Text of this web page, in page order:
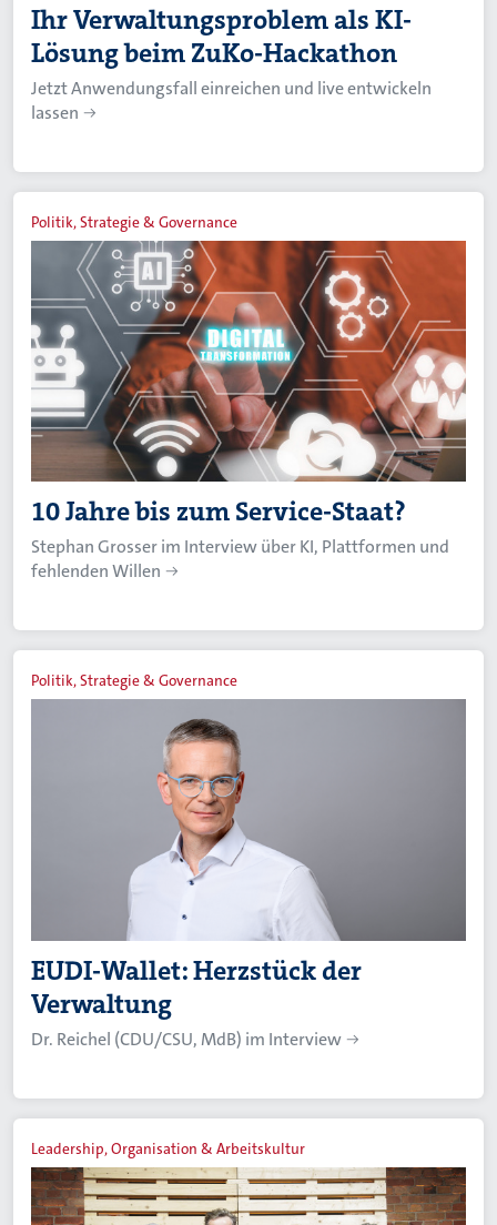
Ihr Verwaltungsproblem als KI-
Lösung beim ZuKo-Hackathon
Jetzt Anwendungsfall einreichen und live entwickeln
lassen
Politik, Strategie & Governance
10 Jahre bis zum Service-Staat?
Stephan Grosser im Interview über KI, Plattformen und
fehlenden Willen
Politik, Strategie & Governance
EUDI-Wallet: Herzstück der
Verwaltung
Dr. Reichel (CDU/CSU, MdB) im Interview
Leadership, Organisation & Arbeitskultur